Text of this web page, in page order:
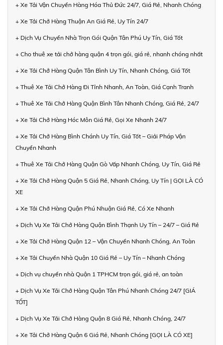
+ Xe Tải Vận Chuyển Hàng Hóa Thủ Đức 24/7, Giá Rẻ, Nhanh Chóng
+ Xe Tải Chở Hàng Thuận An Giá Rẻ, Uy Tín 24/7
+ Dịch Vụ Chuyển Nhà Trọn Gói Quận Tân Phú Uy Tín, Giá Tốt
+ Cho thuê xe tải chở hàng quận 4 trọn gói, giá rẻ, nhanh chóng nhất
+ Xe Tải Chở Hàng Quận Tân Bình Uy Tín, Nhanh Chóng, Giá Tốt
+ Thuê Xe Tải Chở Hàng Đi Tỉnh Nhanh, An Toàn, Giá Cạnh Tranh
+ Thuê Xe Tải Chở Hàng Quận Bình Tân Nhanh Chóng, Giá Rẻ, 24/7
+ Xe Tải Chở Hàng Hóc Môn Giá Rẻ, Gọi Xe Nhanh 24/7
+ Xe Tải Chở Hàng Bình Chánh Uy Tín, Giá Tốt – Giải Pháp Vận
Chuyển Nhanh
+ Thuê Xe Tải Chở Hàng Quận Gò Vấp Nhanh Chóng, Uy Tín, Giá Rẻ
+ Xe Tải Chở Hàng Quận 5 Giá Rẻ, Nhanh Chóng, Uy Tín | GỌI LÀ CÓ
XE
+ Xe Tải Chở Hàng Quận Phú Nhuận Giá Rẻ, Có Xe Nhanh
+ Dịch Vụ Xe Tải Chở Hàng Quận Bình Thạnh Uy Tín – 24/7 – Giá Rẻ
+ Xe Tải Chở Hàng Quận 12 – Vận Chuyển Nhanh Chóng, An Toàn
+ Xe Tải Chuyển Nhà Quận 10 Giá Rẻ – Uy Tín – Nhanh Chóng
+ Dịch vụ chuyển nhà Quận 1 TPHCM trọn gói, giá rẻ, an toàn
+ Dịch Vụ Xe Tải Chở Hàng Quận Tân Phú Nhanh Chóng 24/7 [GIÁ
TỐT]
+ Dịch Vụ Xe Tải Chở Hàng Quận 8 Giá Rẻ, Nhanh Chóng, 24/7
+ Xe Tải Chở Hàng Quận 6 Giá Rẻ, Nhanh Chóng [GỌI LÀ CÓ XE]